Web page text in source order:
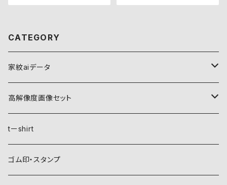
CATEGORY
家紋aiデータ
自然紋
稲妻
霞
植物紋
葵
動物紋
高解像度画像セット
自然紋
稲妻
植物紋
tーshirt
ゴム印・スタンプ